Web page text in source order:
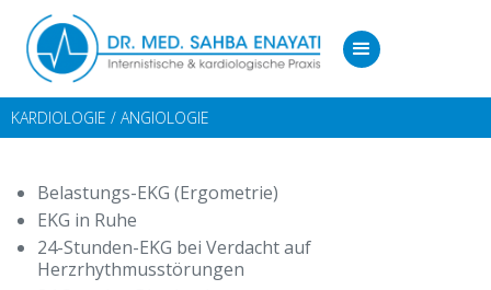
KARDIOLOGIE / ANGIOLOGIE
Belastungs-EKG (Ergometrie)
EKG in Ruhe
24-Stunden-EKG bei Verdacht auf
Herzrhythmusstörungen